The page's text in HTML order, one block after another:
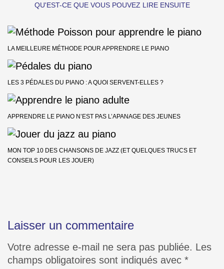
QU'EST-CE QUE VOUS POUVEZ LIRE ENSUITE
LA MEILLEURE MÉTHODE POUR APPRENDRE LE PIANO
LES 3 PÉDALES DU PIANO : A QUOI SERVENT-ELLES ?
APPRENDRE LE PIANO N’EST PAS L’APANAGE DES JEUNES
MON TOP 10 DES CHANSONS DE JAZZ (ET QUELQUES TRUCS ET
CONSEILS POUR LES JOUER)
Laisser un commentaire
Votre adresse e-mail ne sera pas publiée. Les
champs obligatoires sont indiqués avec *